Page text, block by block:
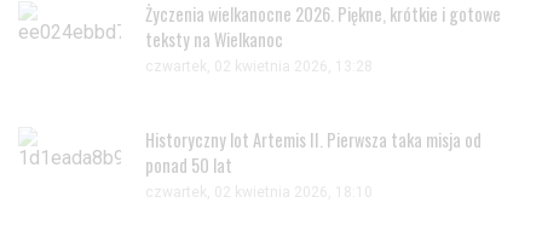
Życzenia wielkanocne 2026. Piękne, krótkie i gotowe
teksty na Wielkanoc
czwartek, 02 kwietnia 2026, 13:28
Historyczny lot Artemis II. Pierwsza taka misja od
ponad 50 lat
czwartek, 02 kwietnia 2026, 18:10